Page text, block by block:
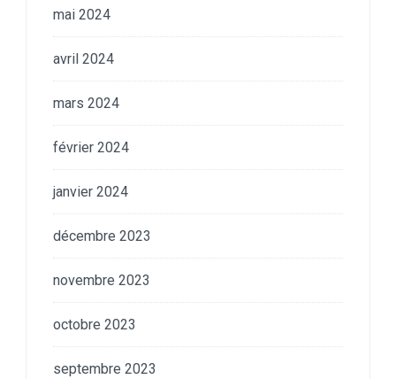
mai 2024
avril 2024
mars 2024
février 2024
janvier 2024
décembre 2023
novembre 2023
octobre 2023
septembre 2023